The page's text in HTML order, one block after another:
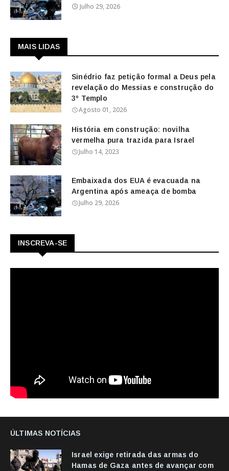
Julho 29, 2026
MAIS LIDAS
Sinédrio faz petição formal a Deus pela
revelação do Messias e construção do
3º Templo
Agosto 01, 2026
História em construção: novilha
vermelha pura trazida para Israel
Julho 14, 2023
Embaixada dos EUA é evacuada na
Argentina após ameaça de bomba
Julho 29, 2026
INSCREVA-SE
ÚLTIMAS NOTÍCIAS
Israel exige retirada das armas do
Hamas de Gaza antes de avançar com